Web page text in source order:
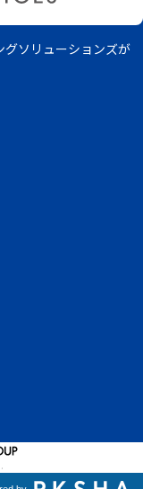
ソリューションズが